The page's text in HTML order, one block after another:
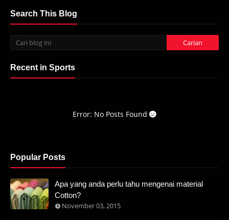
Search This Blog
Recent in Sports
Error: No Posts Found
Popular Posts
Apa yang anda perlu tahu mengenai material
Cotton?
November 03, 2015